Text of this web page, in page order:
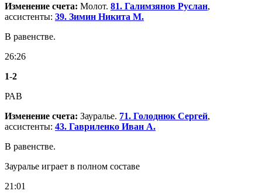
Изменение счета: Молот. 81. Галимзянов Руслан,
ассистенты: 39. Зимин Никита М.
В равенстве.
26:26
1-2
РАВ
Изменение счета: Зауралье. 71. Голоднюк Сергей,
ассистенты: 43. Гавриленко Иван А.
В равенстве.
Зауралье играет в полном составе
21:01